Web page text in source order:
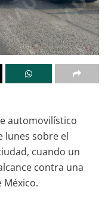
automovilístico
lunes sobre el
cuando un
contra una
México.